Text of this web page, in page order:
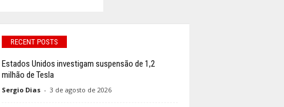
RECENT POSTS
Estados Unidos investigam suspensão de 1,2
milhão de Tesla
Sergio Dias - 3 de agosto de 2026